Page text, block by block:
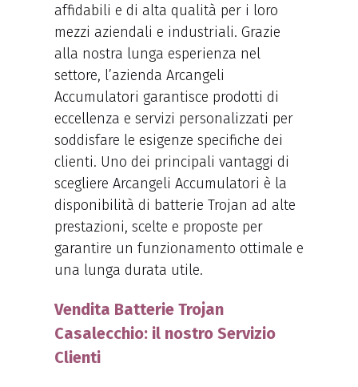
affidabili e di alta qualità per i loro
mezzi aziendali e industriali. Grazie
alla nostra lunga esperienza nel
settore, l’azienda Arcangeli
Accumulatori garantisce prodotti di
eccellenza e servizi personalizzati per
soddisfare le esigenze specifiche dei
clienti. Uno dei principali vantaggi di
scegliere Arcangeli Accumulatori è la
disponibilità di batterie Trojan ad alte
prestazioni, scelte e proposte per
garantire un funzionamento ottimale e
una lunga durata utile.
Vendita Batterie Trojan
Casalecchio: il nostro Servizio
Clienti